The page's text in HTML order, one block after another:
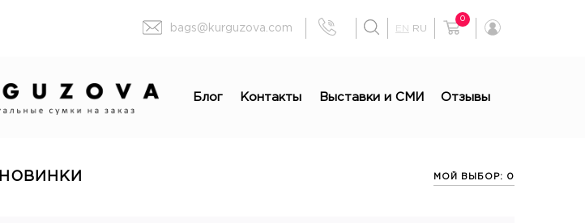
0
EN RU
bags@kurguzova.com
Блог Контакты Выставки и СМИ Отзывы
НОВИНКИ МОЙ ВЫБОР: 0